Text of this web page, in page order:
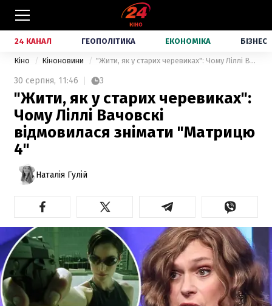
24 КАНАЛ ГЕОПОЛІТИКА ЕКОНОМІКА БІЗНЕС
Кіно Кіноновини "Жити, як у старих черевиках": Чому Ліллі Вачовскі відмовилася знімати "Матрицю 4"
30 серпня, 11:46 3
"Жити, як у старих черевиках":
Чому Ліллі Вачовскі
відмовилася знімати "Матрицю
4"
Наталія Гулій